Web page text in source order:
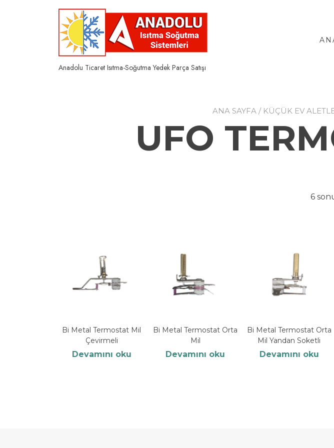
Anadolu Ticaret Isıtma-Soğutma Yedek Parça Satışı
ANA SAYFA / KÜÇÜK EV
UFO
6
Bi Metal Termostat Mil
Çevirmeli
Devamını oku
Bi Metal Termostat Orta
Mil
Devamını oku
Bi Metal Termostat Orta
Mil Yandan Soketli
Devamını oku